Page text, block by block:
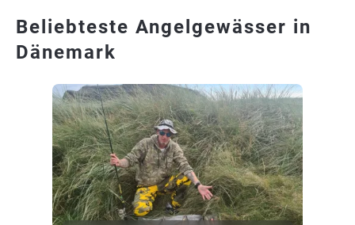
Beliebteste Angelgewässer in
Dänemark